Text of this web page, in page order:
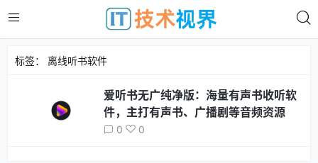
标签： 离线听书软件
爱听书无广纯净版：海量有声书收听软
件，主打有声书、广播剧等音频资源
0 0